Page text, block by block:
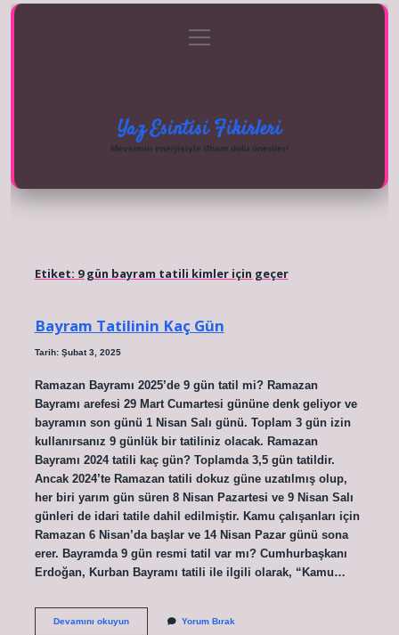
Gizlilik Politikası
menüyü
aç
Yaz Esintisi Fikirleri
Mevsimin enerjisiyle ilham dolu öneriler!
Etiket: 9 gün bayram tatili kimler için geçer
Bayram Tatilinin Kaç Gün
Tarih: Şubat 3, 2025
Ramazan Bayramı 2025’de 9 gün tatil mi? Ramazan
Bayramı arefesi 29 Mart Cumartesi gününe denk geliyor ve
bayramın son günü 1 Nisan Salı günü. Toplam 3 gün izin
kullanırsanız 9 günlük bir tatiliniz olacak. Ramazan
Bayramı 2024 tatili kaç gün? Toplamda 3,5 gün tatildir.
Ancak 2024’te Ramazan tatili dokuz güne uzatılmış olup,
her biri yarım gün süren 8 Nisan Pazartesi ve 9 Nisan Salı
günleri de idari tatile dahil edilmiştir. Kamu çalışanları için
Ramazan 6 Nisan’da başlar ve 14 Nisan Pazar günü sona
erer. Bayramda 9 gün resmi tatil var mı? Cumhurbaşkanı
Erdoğan, Kurban Bayramı tatili ile ilgili olarak, “Kamu…
Devamını okuyunBayram
Yorum Bırak